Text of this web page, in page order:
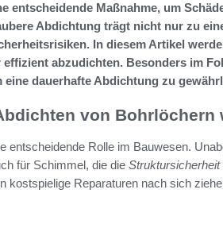
entscheidende Maßnahme, um
Abdichtung trägt nicht nur zu
In diesem Artikel
abzudichten. Besonders im
dauerhafte Abdichtung zu
von Bohrlöchern
entscheidende Rolle im Bauwesen.
für Schimmel, die die Struktursicherheit
kostspielige Reparaturen nach sich